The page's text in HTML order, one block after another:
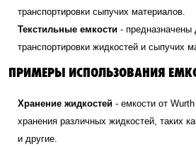
транспортировки сыпучих материалов.
Текстильные емкости - предназначены
транспортировки жидкостей и сыпучих
ПРИМЕРЫ ИСПОЛЬЗОВАНИЯ
Хранение жидкостей - емкости от
хранения различных жидкостей, таких
и другие.